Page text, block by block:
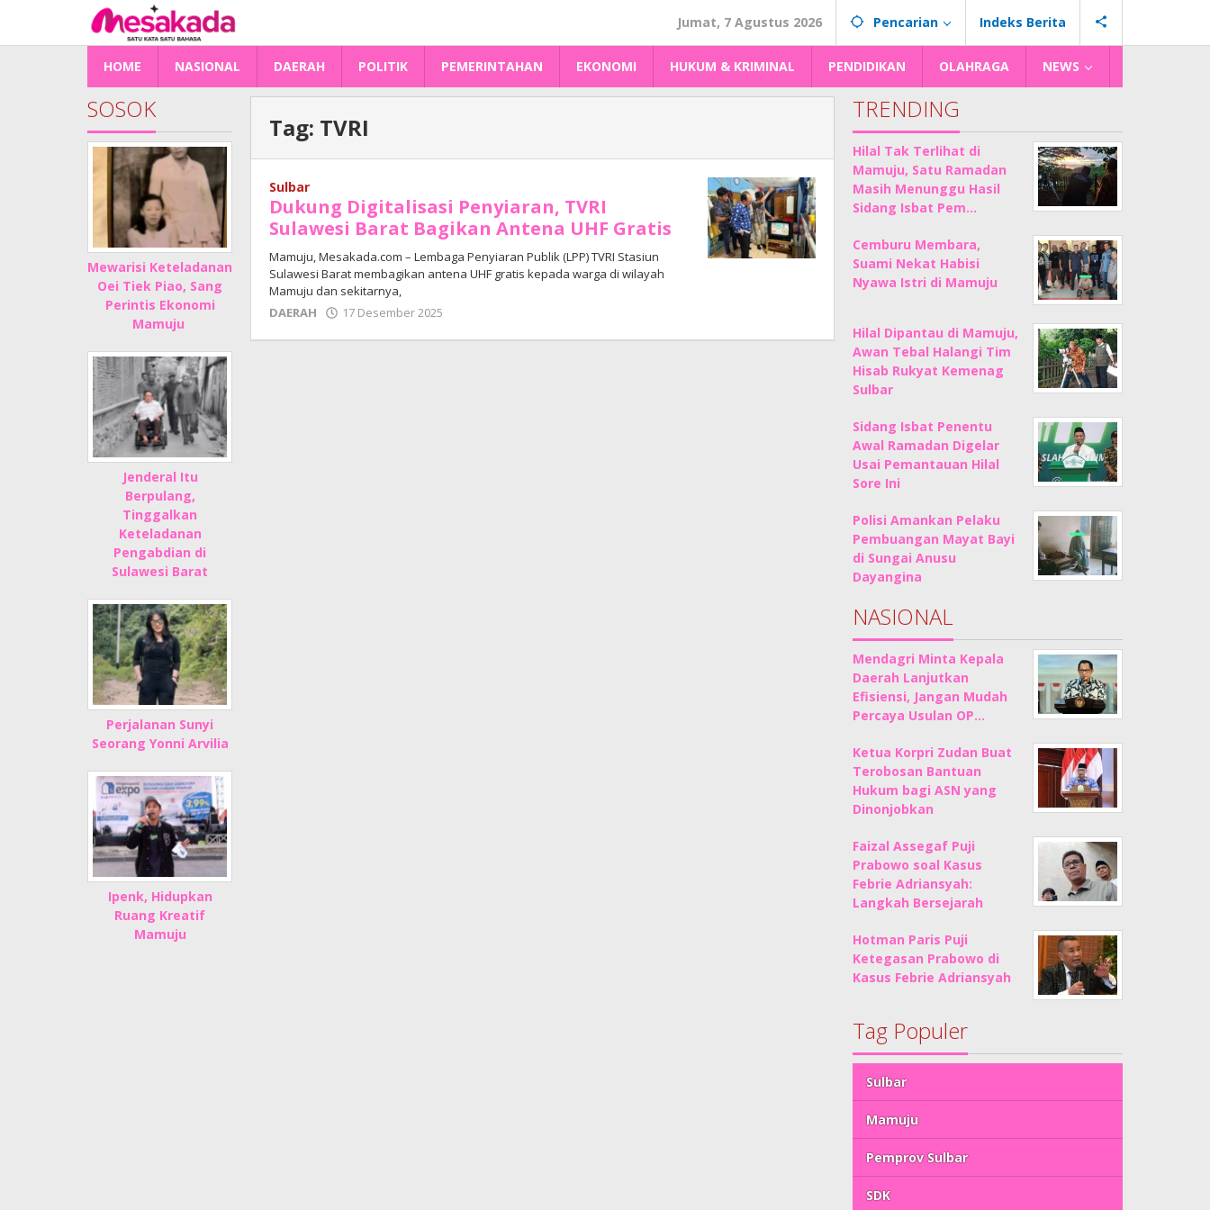
konten
Jumat, 7 Agustus 2026 Pencarian Indeks Berita
HOME NASIONAL DAERAH POLITIK PEMERINTAHAN EKONOMI HUKUM & KRIMINAL PENDIDIKAN OLAHRAGA NEWS
SOSOK
Mewarisi Keteladanan
Oei Tiek Piao, Sang
Perintis Ekonomi
Mamuju
Jenderal Itu
Berpulang,
Tinggalkan
Keteladanan
Pengabdian di
Sulawesi Barat
Perjalanan Sunyi
Seorang Yonni Arvilia
Ipenk, Hidupkan
Ruang Kreatif
Mamuju
Tag: TVRI
Sulbar
Dukung Digitalisasi Penyiaran, TVRI
Sulawesi Barat Bagikan Antena UHF Gratis
Mamuju, Mesakada.com – Lembaga Penyiaran Publik (LPP) TVRI Stasiun
Sulawesi Barat membagikan antena UHF gratis kepada warga di wilayah
Mamuju dan sekitarnya,
DAERAH
17 Desember 2025
Junaedi
TRENDING
Hilal Tak Terlihat di
Mamuju, Satu Ramadan
Masih Menunggu Hasil
Sidang Isbat Pem…
Cemburu Membara,
Suami Nekat Habisi
Nyawa Istri di Mamuju
Hilal Dipantau di Mamuju,
Awan Tebal Halangi Tim
Hisab Rukyat Kemenag
Sulbar
Sidang Isbat Penentu
Awal Ramadan Digelar
Usai Pemantauan Hilal
Sore Ini
Polisi Amankan Pelaku
Pembuangan Mayat Bayi
di Sungai Anusu
Dayangina
NASIONAL
Mendagri Minta Kepala
Daerah Lanjutkan
Efisiensi, Jangan Mudah
Percaya Usulan OP…
Ketua Korpri Zudan Buat
Terobosan Bantuan
Hukum bagi ASN yang
Dinonjobkan
Faizal Assegaf Puji
Prabowo soal Kasus
Febrie Adriansyah:
Langkah Bersejarah
Hotman Paris Puji
Ketegasan Prabowo di
Kasus Febrie Adriansyah
Tag Populer
Sulbar
Mamuju
Pemprov Sulbar
SDK